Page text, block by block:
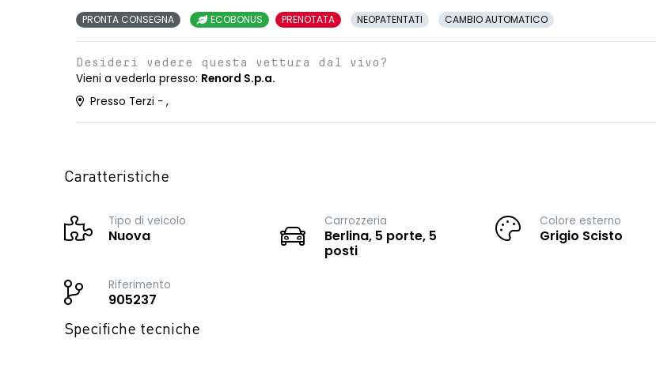
PRONTA CONSEGNA ECOBONUS PRENOTATA NEOPATENTATI CAMBIO AUTOMATICO
Desideri vedere questa vettura dal vivo?
Vieni a vederla presso: Renord S.p.a.
Presso Terzi - ,
Caratteristiche
Tipo di veicolo
Nuova
Carrozzeria
Berlina, 5 porte, 5
posti
Colore esterno
Grigio Scisto
Riferimento
905237
Specifiche tecniche